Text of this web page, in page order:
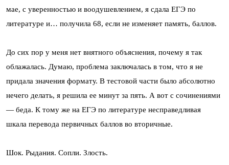
мае, с уверенностью и воодушевлением, я сдала ЕГЭ по
литературе и… получила 68, если не изменяет память, баллов.
До сих пор у меня нет внятного объяснения, почему я так
облажалась. Думаю, проблема заключалась в том, что я не
придала значения формату. В тестовой части было абсолютно
нечего делать, я решила ее минут за пять. А вот с сочинениями
— беда. К тому же на ЕГЭ по литературе несправедливая
шкала перевода первичных баллов во вторичные.
Шок. Рыдания. Сопли. Злость.